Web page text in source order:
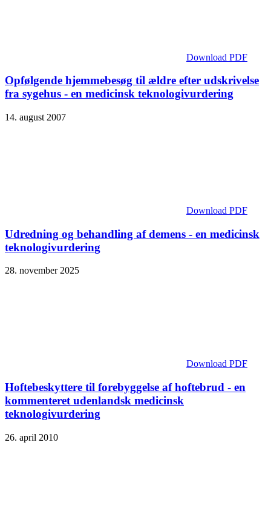
Download PDF
Opfølgende hjemmebesøg til ældre efter udskrivelse
fra sygehus - en medicinsk teknologivurdering
14. august 2007
Download PDF
Udredning og behandling af demens - en medicinsk
teknologivurdering
28. november 2025
Download PDF
Hoftebeskyttere til forebyggelse af hoftebrud - en
kommenteret udenlandsk medicinsk
teknologivurdering
26. april 2010